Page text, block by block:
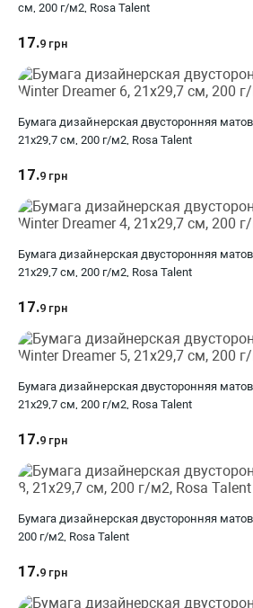
см, 200 г/м2, Rosa Talent
17.9 грн
Бумага дизайнерская двусторонняя
21х29,7 см, 200 г/м2, Rosa Talent
17.9 грн
Бумага дизайнерская двусторонняя
21х29,7 см, 200 г/м2, Rosa Talent
17.9 грн
Бумага дизайнерская двусторонняя
21х29,7 см, 200 г/м2, Rosa Talent
17.9 грн
Бумага дизайнерская двусторонняя
200 г/м2, Rosa Talent
17.9 грн